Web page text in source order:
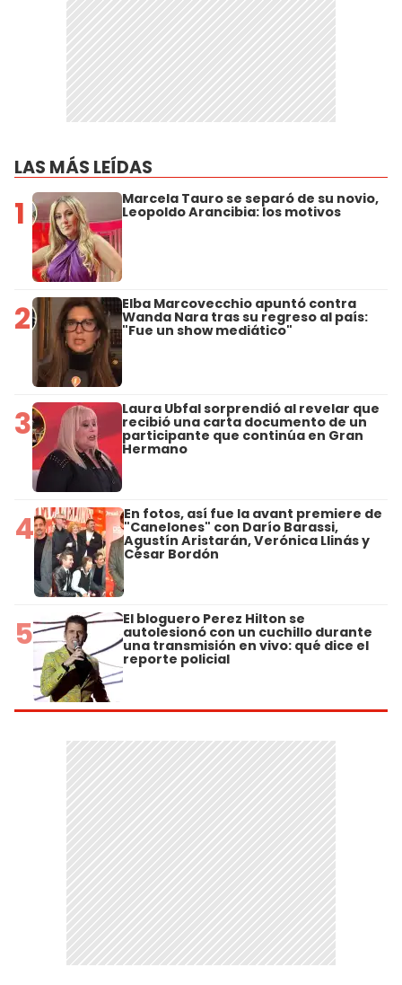
LAS MÁS LEÍDAS
1 Marcela Tauro se separó de su novio,
Leopoldo Arancibia: los motivos
2 Elba Marcovecchio apuntó contra
Wanda Nara tras su regreso al país:
"Fue un show mediático"
3 Laura Ubfal sorprendió al revelar que
recibió una carta documento de un
participante que continúa en Gran
Hermano
4 En fotos, así fue la avant premiere de
"Canelones" con Darío Barassi,
Agustín Aristarán, Verónica Llinás y
César Bordón
5 El bloguero Perez Hilton se
autolesionó con un cuchillo durante
una transmisión en vivo: qué dice el
reporte policial